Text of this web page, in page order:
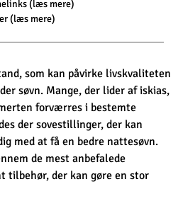
(læs mere)
(læs mere)
som kan påvirke livskvaliteten
søvn. Mange, der lider af iskias,
forværres i bestemte
der sovestillinger, der kan
med at få en bedre nattesøvn.
de mest anbefalede
tilbehør, der kan gøre en stor